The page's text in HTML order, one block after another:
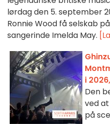
lørdag den 5. september
Ronnie Wood få selskab
sangerinde Imelda May.
i
Den
ved
på